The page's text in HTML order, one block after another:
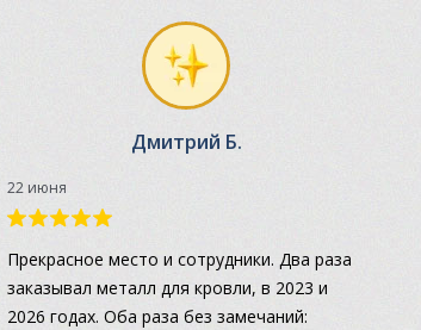
Дмитрий Б.
22 июня
Прекрасное место и сотрудники. Два раза
заказывал металл для кровли, в 2023 и
2026 годах. Оба раза без замечаний: